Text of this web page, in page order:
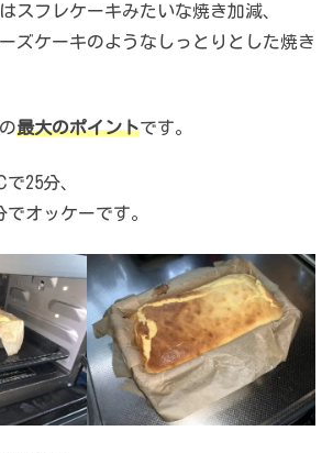
スフレケーキみたいな焼き加減、
ズケーキのようなしっとりとした焼き
最大のポイントです。
25分、
オッケーです。